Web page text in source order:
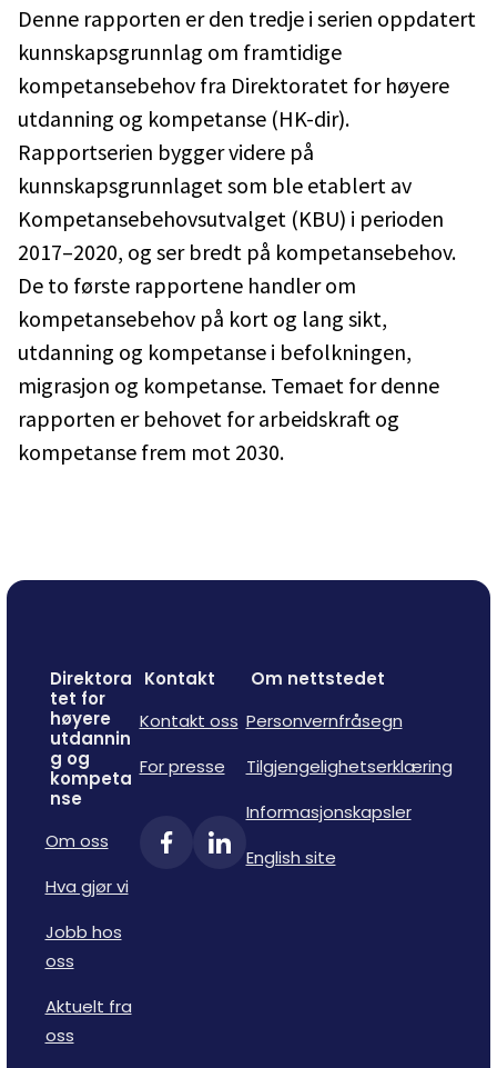
Denne rapporten er den tredje i serien oppdatert
kunnskapsgrunnlag om framtidige
kompetansebehov fra Direktoratet for høyere
utdanning og kompetanse (HK-dir).
Rapportserien bygger videre på
kunnskapsgrunnlaget som ble etablert av
Kompetansebehovsutvalget (KBU) i perioden
2017–2020, og ser bredt på kompetansebehov.
De to første rapportene handler om
kompetansebehov på kort og lang sikt,
utdanning og kompetanse i befolkningen,
migrasjon og kompetanse. Temaet for denne
rapporten er behovet for arbeidskraft og
kompetanse frem mot 2030.
Direktora
tet for
høyere
utdannin
g og
kompeta
nse
Om oss
Hva gjør vi
Jobb hos
oss
Aktuelt fra
oss
Kontakt
Kontakt oss
For presse
Om nettstedet
Personvernfråsegn
Tilgjengelighetserklæring
Informasjonskapsler
English site